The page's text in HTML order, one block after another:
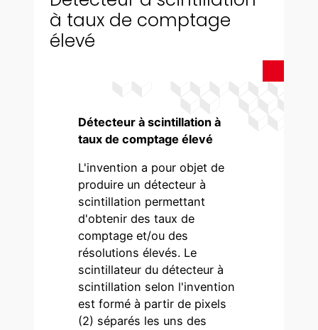
à taux de comptage
élevé
Détecteur à scintillation à
taux de comptage élevé
L'invention a pour objet de
produire un détecteur à
scintillation permettant
d'obtenir des taux de
comptage et/ou des
résolutions élevés. Le
scintillateur du détecteur à
scintillation selon l'invention
est formé à partir de pixels
(2) séparés les uns des